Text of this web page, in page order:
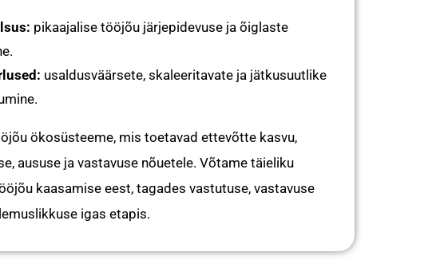
pikaajalise tööjõu järjepidevuse ja õiglaste
usaldusväärsete, skaleeritavate ja jätkusuutlike
ökosüsteeme, mis toetavad ettevõtte kasvu,
aususe ja vastavuse nõuetele. Võtame täieliku
kaasamise eest, tagades vastutuse, vastavuse
igas etapis.